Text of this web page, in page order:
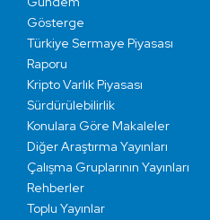
Gösterge
Türkiye Sermaye Piyasası
Raporu
Kripto Varlık Piyasası
Sürdürülebilirlik
Konulara Göre Makaleler
Diğer Araştırma Yayınları
Çalışma Gruplarının Yayınları
Rehberler
Toplu Yayınlar